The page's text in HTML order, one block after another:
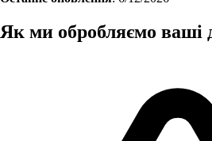
Як ми обробляємо ваші